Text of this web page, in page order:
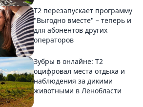
Т2 перезапускает программу
"Выгодно вместе" – теперь и
для абонентов других
операторов
Зубры в онлайне: Т2
оцифровал места отдыха и
наблюдения за дикими
животными в Ленобласти